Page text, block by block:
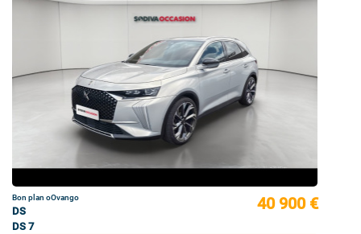
Bon plan oOvango
DS
DS 7
40 900 €